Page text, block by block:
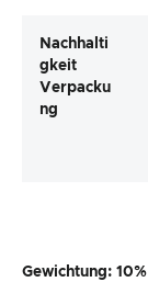
Nachhalti
Gkeit
Verpacku
Ng
Gewichtung: 10%